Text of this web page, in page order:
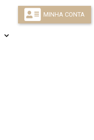
MINHA CONTA